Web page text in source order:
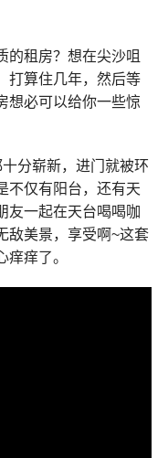
的租房？想在尖沙咀
打算住几年，然后等
想必可以给你一些惊
分崭新，进门就被环
不仅有阳台，还有天
友一起在天台喝喝咖
敌美景，享受啊~这套
痒了。